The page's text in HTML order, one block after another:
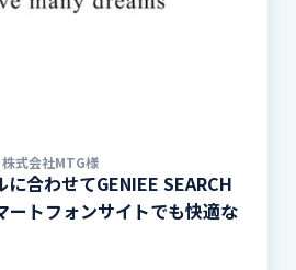
株式会社MTG様
合わせてGENIEE SEARCH
トフォンサイトでも快適な